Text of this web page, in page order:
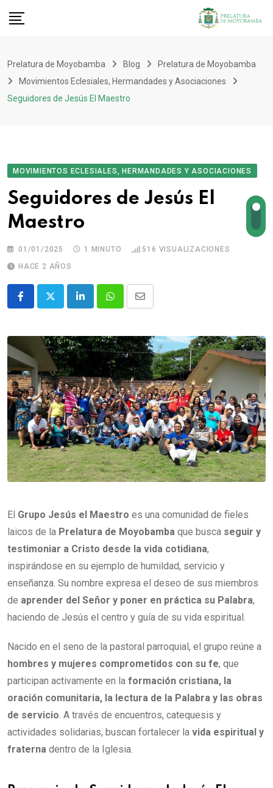
Prelatura de Moyobamba Blog
Prelatura de Moyobamba
Movimientos Eclesiales, Hermandades y Asociaciones
Seguidores de Jesús El Maestro
MOVIMIENTOS ECLESIALES, HERMANDADES Y ASOCIACIONES
Seguidores de Jesús El
Maestro
01/01/2025 1 MINUTO 516 VISUALIZACIONES
HACE 2 AÑOS
El Grupo Jesús el Maestro es una comunidad de fieles
laicos de la Prelatura de Moyobamba que busca seguir y
testimoniar a Cristo desde la vida cotidiana,
inspirándose en su ejemplo de humildad, servicio y
enseñanza. Su nombre expresa el deseo de sus miembros
de aprender del Señor y poner en práctica su Palabra,
haciendo de Jesús el centro y guía de su vida espiritual.
Nacido en el seno de la pastoral parroquial, el grupo reúne a
hombres y mujeres comprometidos con su fe, que
participan activamente en la formación cristiana, la
oración comunitaria, la lectura de la Palabra y las obras
de servicio . A través de encuentros, catequesis y
actividades solidarias, buscan fortalecer la vida espiritual y
fraterna dentro de la Iglesia.